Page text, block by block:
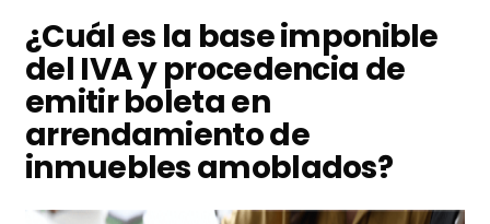
¿Cuál es la base imponible
del IVA y procedencia de
emitir boleta en
arrendamiento de
inmuebles amoblados?